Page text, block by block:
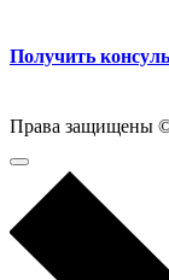
Получить
Права защищены